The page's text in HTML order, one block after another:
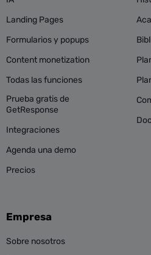
Landing Pages
Formularios y popups
Content monetization
Todas las funciones
Prueba gratis de
GetResponse
Integraciones
Agenda una demo
Precios
Empresa
Sobre nosotros